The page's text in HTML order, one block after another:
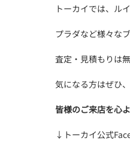
トーカイでは、ル
プラダなど様々な
査定・見積もりは
気になる方はぜひ
皆様のご来店を心
↓トーカイ公式